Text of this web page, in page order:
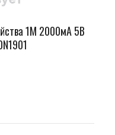
1М 2000мА 5В